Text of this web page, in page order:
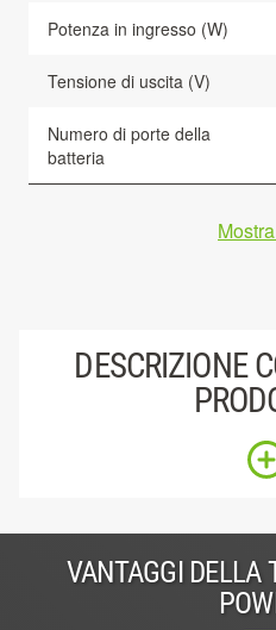
Potenza in ingresso (W)
Tensione di uscita (V)
Numero di porte della
batteria
DESCRIZIONE
VANTAGGI DELLA